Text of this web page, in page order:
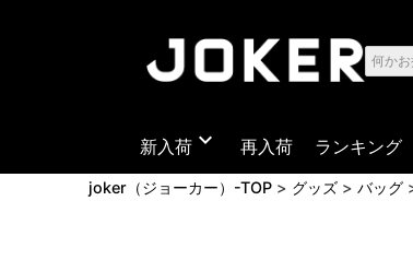
新入荷 expand_more 再入荷 ランキング
joker（ジョーカー）-TOP グッズ バッグ